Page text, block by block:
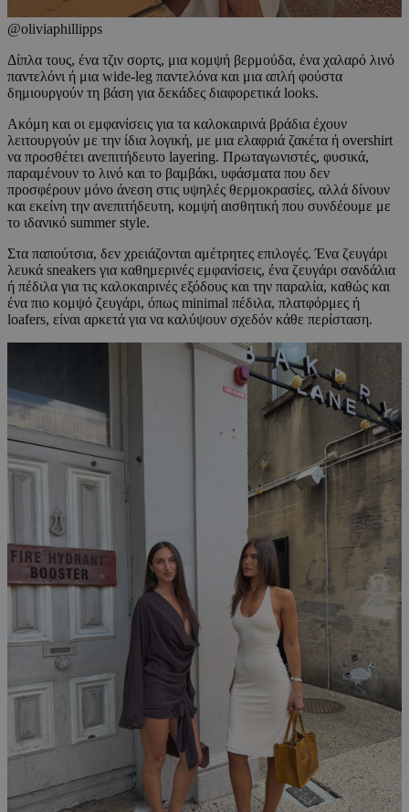
@oliviaphillipps
Δίπλα τους, ένα τζιν σορτς, μια κομψή βερμούδα, ένα χαλαρό λινό
παντελόνι ή μια wide-leg παντελόνα και μια απλή φούστα
δημιουργούν τη βάση για δεκάδες διαφορετικά looks.
Ακόμη και οι εμφανίσεις για τα καλοκαιρινά βράδια έχουν
λειτουργούν με την ίδια λογική, με μια ελαφριά ζακέτα ή overshirt
να προσθέτει ανεπιτήδευτο layering. Πρωταγωνιστές, φυσικά,
παραμένουν το λινό και το βαμβάκι, υφάσματα που δεν
προσφέρουν μόνο άνεση στις υψηλές θερμοκρασίες, αλλά δίνουν
και εκείνη την ανεπιτήδευτη, κομψή αισθητική που συνδέουμε με
το ιδανικό summer style.
Στα παπούτσια, δεν χρειάζονται αμέτρητες επιλογές. Ένα ζευγάρι
λευκά sneakers για καθημερινές εμφανίσεις, ένα ζευγάρι σανδάλια
ή πέδιλα για τις καλοκαιρινές εξόδους και την παραλία, καθώς και
ένα πιο κομψό ζευγάρι, όπως minimal πέδιλα, πλατφόρμες ή
loafers, είναι αρκετά για να καλύψουν σχεδόν κάθε περίσταση.